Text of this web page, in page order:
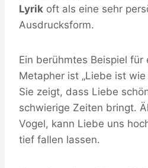
Lyrik oft als eine sehr
Ausdrucksform.
Ein berühmtes Beispiel für
Metapher ist „Liebe ist wie
Sie zeigt, dass Liebe
schwierige Zeiten bringt.
Vogel, kann Liebe uns
tief fallen lassen.